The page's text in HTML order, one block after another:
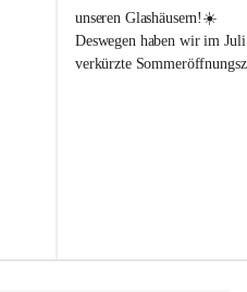
m
e
n
h
unseren Glashäusern!☀️
Deswegen haben wir im
verkürzte